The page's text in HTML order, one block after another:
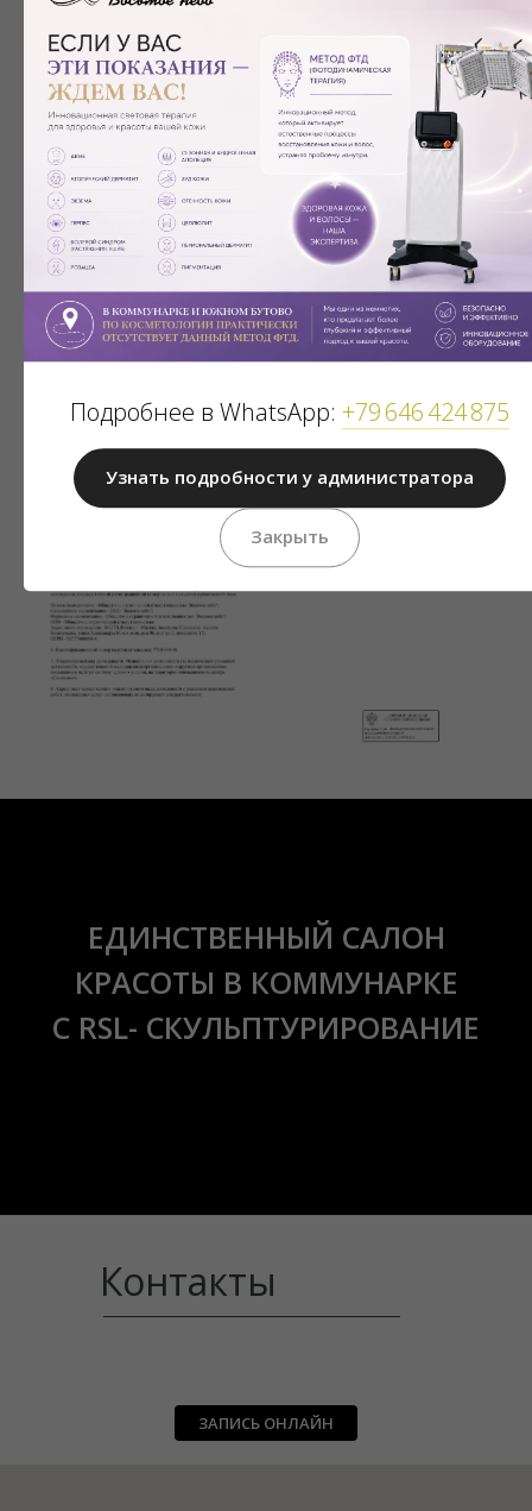
Наши документы
ЕДИНСТВЕННЫЙ САЛОН
КРАСОТЫ В КОММУНАРКЕ
С RSL- СКУЛЬПТУРИРОВАНИЕ
Подробнее в WhatsApp: +79 646 424 875
Узнать подробности у администратора
Закрыть
Контакты
ЗАПИСЬ ОНЛАЙН